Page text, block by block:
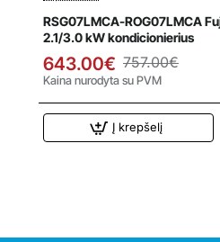
RSG07LMCA-ROG07LMCA
2.1/3.0 kW kondicionierius
643.00€ 757.00€
Kaina nurodyta su PVM
Į krepšelį